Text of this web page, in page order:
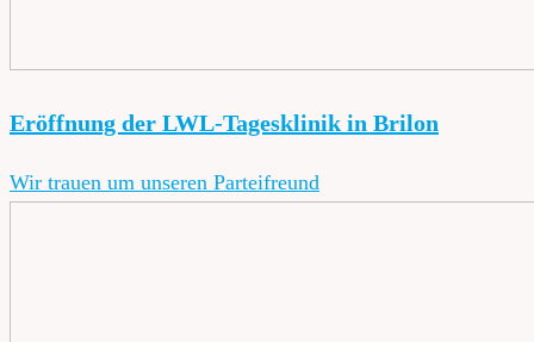
Eröffnung der LWL-Tagesklinik in Brilon
Wir trauen um unseren Parteifreund